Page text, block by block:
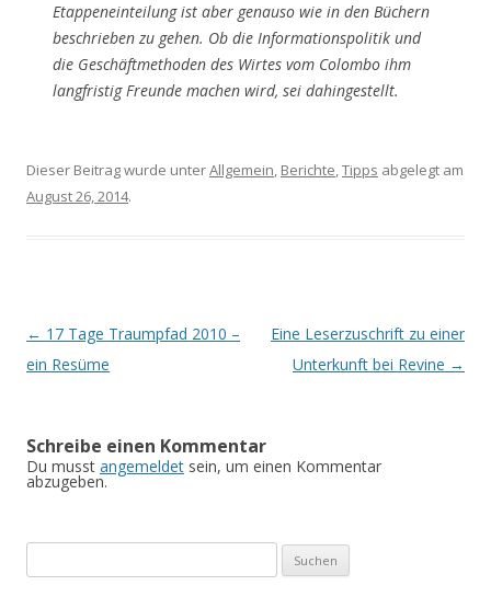
Etappeneinteilung ist aber genauso wie in den Büchern
beschrieben zu gehen. Ob die Informationspolitik und
die Geschäftmethoden des Wirtes vom Colombo ihm
langfristig Freunde machen wird, sei dahingestellt.
Dieser Beitrag wurde unterAllgemein, Berichte,Tipps abgelegt am
August 26, 2014.
Artikel-
Navigation
← 17 Tage Traumpfad 2010 –
ein Resüme
Eine Leserzuschrift zu einer
Unterkunft bei Revine →
Schreibe einen Kommentar
Du musst angemeldet sein, um einen Kommentar
abzugeben.
nach: